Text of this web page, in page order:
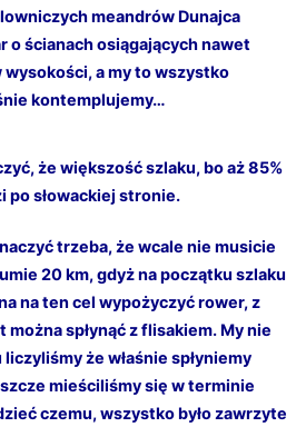
meandrów Dunajca
o ścianach osiągających nawet
a my to wszystko
kontemplujemy…
że większość szlaku, bo aż 85%
po słowackiej stronie.
trzeba, że wcale nie musicie
20 km, gdyż na początku szlaku
na ten cel wypożyczyć rower, z
spłynąć z flisakiem. My nie
że właśnie spłyniemy
mieściliśmy się w terminie
czemu, wszystko było zawrzyte